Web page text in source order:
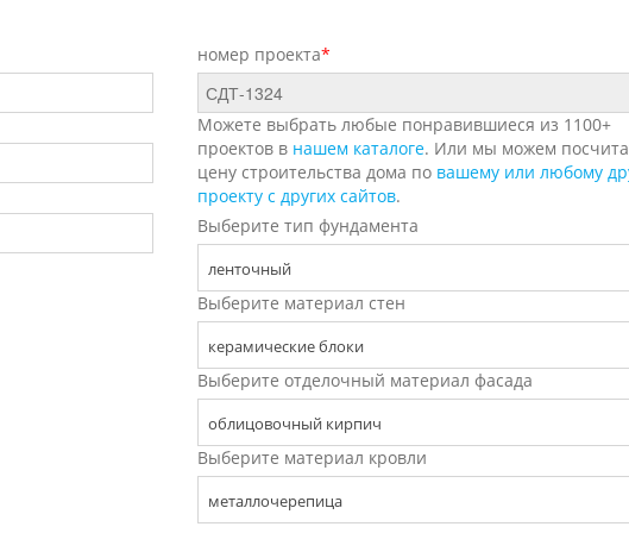
номер проекта*
Можете выбрать любые понравившиеся из 1100+
проектов в нашем каталоге. Или мы можем
цену строительства дома по вашему или любому
проекту с других сайтов.
Выберите тип фундамента
ленточный
Выберите материал стен
керамические блоки
Выберите отделочный материал фасада
облицовочный кирпич
Выберите материал кровли
металлочерепица